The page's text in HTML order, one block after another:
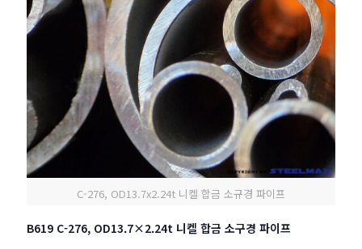
C-276, OD13.7x2.24t 니켈 합금 소규경 파이프
B619 C-276, OD13.7×2.24t 니켈 합금 소구경 파이프